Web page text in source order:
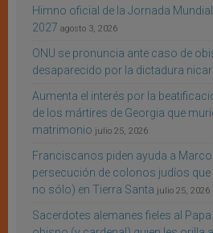
Himno oficial de la Jornada Mundial
2027 agosto 3, 2026
ONU se pronuncia ante caso de
desaparecido por la dictadura
Aumenta el interés por la
de los mártires de Georgia que
matrimonio julio 25, 2026
Franciscanos piden ayuda a
persecución de colonos judíos
no sólo) en Tierra Santa julio 25, 2026
Sacerdotes alemanes fieles al